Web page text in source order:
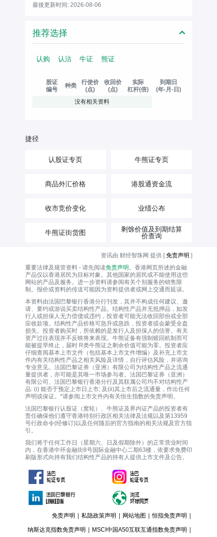
最後更新时间: 2026-08-06
推荐选择
认购 认沽 牛证 熊证
股证
编号
种类
行使价
(点)
收回价
(点)
实际
杠杆(倍)
到期日
(年-月-日)
没有相关资料
捷径
认股证专页 牛熊证专页
商品外汇价格 港股通资金流
收市竞价变化 业绩公布
牛熊证街货图
剩馀价值及到期结算
价查询
资讯由 财经智珠网 提供 [免责声明 ]
重要法律及规管资料 - 请先阅读免责声明 。香港网页所述的金融
产品仅以香港居民为目标对象。其他国家的居民或不能使用这些
网站的产品及服务。进一步资料请参阅有关个别服务的销售限
制。报价或资料的传送可能因为资料提供者或网上交通而延误。
本资料由法国巴黎银行香港分行刊发，其并不构成任何建议、邀
请、要约或游说买卖结构性产品。结构性产品并无抵押品，如发
行人或担保人无力偿债或违约，投资者可能无法收回部份或全部
应收款项。结构性产品价格可急升或急跌，投资者或会蒙受全盘
损失。投资者购买时，所依赖的是发行人及担保人的信誉。有关
资产过往表现并不反映将来表现。牛熊证备有强制赎回机制而可
能被提早终止，届时 R类牛熊证之剩余价值可能为零。投资者应
仔细查阅基本上市文件（包括基本上市文件增编）及补充上市文
件内有关结构性产品之相关风险及详情，自行评估风险，并谘询
专业意见。法国巴黎证券（亚洲）有限公司为结构性产品之流通
量提供者，亦可能是其唯一巿场参与者。法国巴黎证券（亚洲）
有限公司、法国巴黎银行香港分行及其联属公司均不对结构性产
品: (i) 能否于预定上市日上市; 及(ii)其上市后之流通量，作出任何
声明或保证。*请参阅上市文件内有关恒生指数的免责声明。
法国巴黎银行认股证（窝轮）、牛熊证及界内证产品的投资者有
责任确保他们遵守香港特别行政区相关法律及法规以及第13959
号行政命令(经修订)以及任何随后的官方指南的相关法规及官方指
引。
我们将于任何工作日（星期六、日及假期除外）的正常营业时间
内，在香港中环金融街8号国际金融中心二期63楼，依要求免费印
刷版形式向持有我们结构性产品的持有人提供上市文件及公告。
免责声明 私隐政策声明 网站地图 恒指免责声明
纳斯达克指数免责声明 MSCI中国A50互联互通指数免责声明